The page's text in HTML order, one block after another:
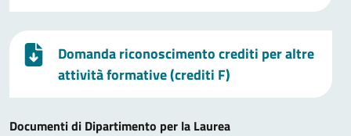
Domanda riconoscimento crediti per altre
attività formative (crediti F)
Documenti di Dipartimento per la Laurea